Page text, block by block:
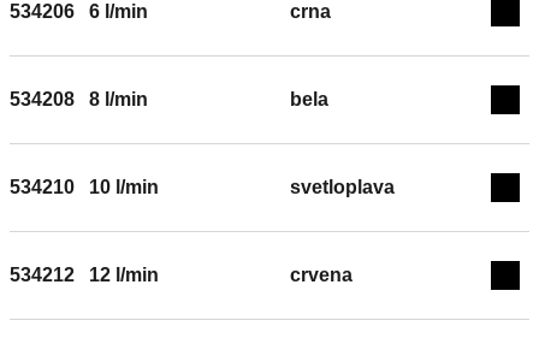
534206 6 l/min crna
534208 8 l/min bela
534210 10 l/min svetloplava
534212 12 l/min crvena